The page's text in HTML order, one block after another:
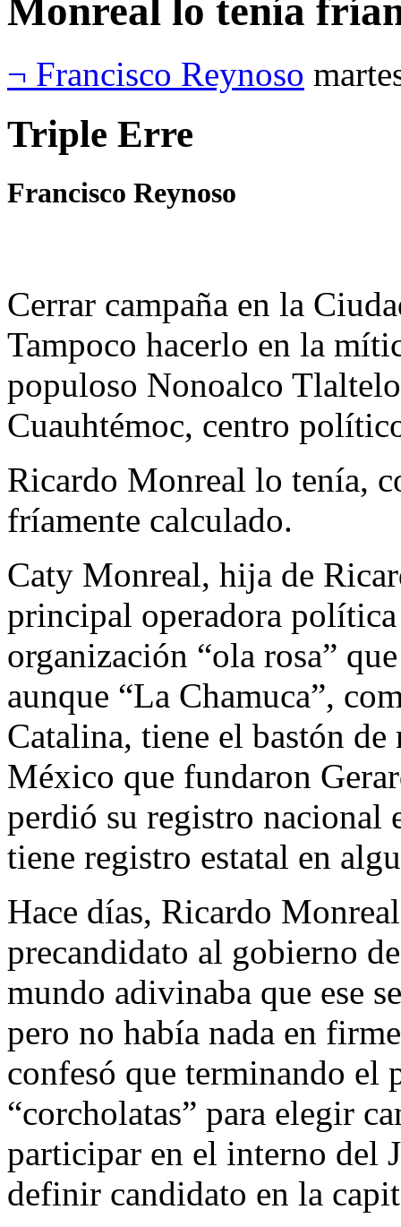
Monreal lo tenía
¬ Francisco Reynoso
Triple Erre
Francisco Reynoso
Cerrar campaña en la
Tampoco hacerlo en la
populoso Nonoalco
Cuauhtémoc, centro
Ricardo Monreal lo tenía,
fríamente calculado.
Caty Monreal, hija de
principal operadora
organización “ola rosa”
aunque “La Chamuca”,
Catalina, tiene el bastón
México que fundaron
perdió su registro nacional
tiene registro estatal en
Hace días, Ricardo
precandidato al gobierno
mundo adivinaba que ese
pero no había nada en
confesó que terminando el
“corcholatas” para elegir
participar en el interno del
definir candidato en la